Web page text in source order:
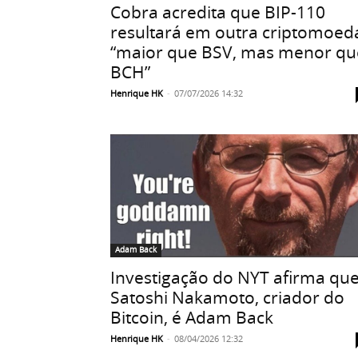
Cobra acredita que BIP-110
resultará em outra
“maior que BSV, mas menor
BCH”
Henrique HK - 07/07/2026 14:32
Adam Back
Investigação do NYT afirma
Satoshi Nakamoto, criador do
Bitcoin, é Adam Back
Henrique HK - 08/04/2026 12:32